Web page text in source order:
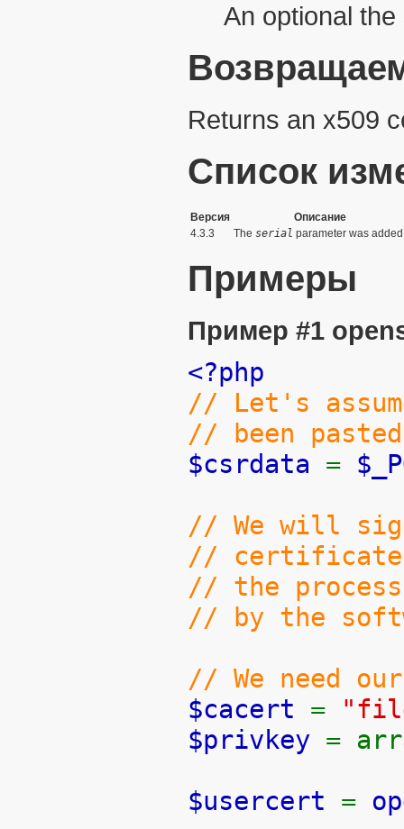
An optional
Returns an x509
Список
Версия
Описание
4.3.3
The serial parameter was
Примеры
Пример #1
<?php
// Let's
// been
$csrdata =
// We will
// certificate.
// the
// by the
// We need
$cacert =
$privkey =
$usercert =